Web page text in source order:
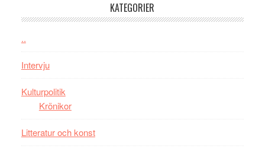
Jackie
Vem
KATEGORIER
..
Intervju
Kulturpolitik
Krönikor
Litteratur och konst